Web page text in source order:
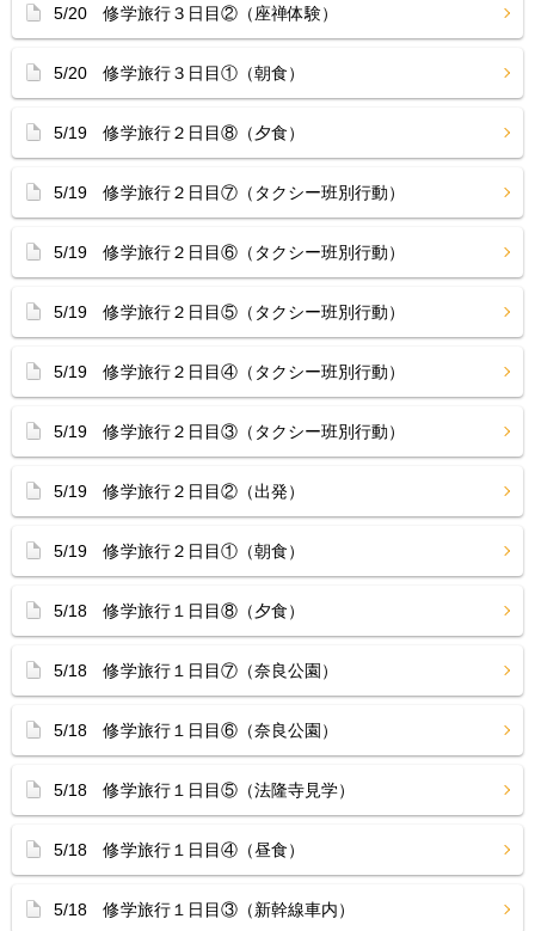
5/20 修学旅行３日目②（座禅体験）
5/20 修学旅行３日目①（朝食）
5/19 修学旅行２日目⑧（夕食）
5/19 修学旅行２日目⑦（タクシー班別行動）
5/19 修学旅行２日目⑥（タクシー班別行動）
5/19 修学旅行２日目⑤（タクシー班別行動）
5/19 修学旅行２日目④（タクシー班別行動）
5/19 修学旅行２日目③（タクシー班別行動）
5/19 修学旅行２日目②（出発）
5/19 修学旅行２日目①（朝食）
5/18 修学旅行１日目⑧（夕食）
5/18 修学旅行１日目⑦（奈良公園）
5/18 修学旅行１日目⑥（奈良公園）
5/18 修学旅行１日目⑤（法隆寺見学）
5/18 修学旅行１日目④（昼食）
5/18 修学旅行１日目③（新幹線車内）